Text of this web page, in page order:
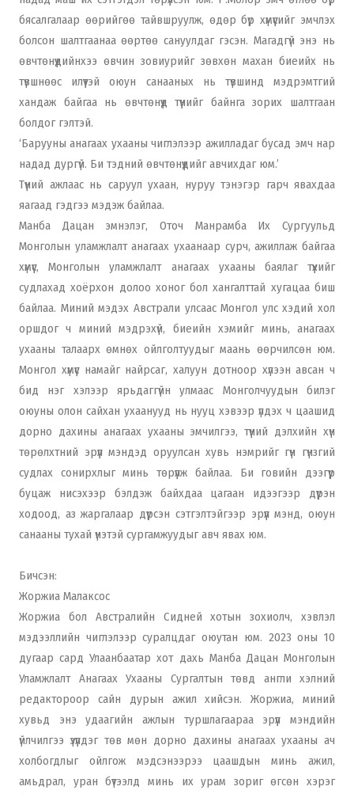
бясалгалаар өөрийгөө тайвшруулж, өдөр бүр хүмүүсийг эмчлэх
болсон шалтгаанаа өөртөө сануулдаг гэсэн. Магадгүй энэ нь
өвчтөнүүдийнхээ өвчин зовиурийг зөвхөн махан биеийх нь
түвшнөөс илүүтэй оюун санааных нь түвшинд мэдрэмтгий
хандаж байгаа нь өвчтөнүүд түүнийг байнга зорих шалтгаан
болдог гэлтэй.
‘Барууны анагаах ухааны чиглэлээр ажилладаг бусад эмч нар
надад дургүй. Би тэдний өвчтөнүүдийг авчихдаг юм.’
Түүний ажлаас нь саруул ухаан, нуруу тэнэгэр гарч явахдаа
яагаад гэдгээ мэдэж байлаа.
Манба Дацан эмнэлэг, Оточ Манрамба Их Сургуульд
Монголын уламжлалт анагаах ухаанаар сурч, ажиллаж байгаа
хүмүүс, Монголын уламжлалт анагаах ухааны баялаг түүхийг
судлахад хоёрхон долоо хоног бол хангалттай хугацаа биш
байлаа. Миний мэдэх Австрали улсаас Монгол улс хэдий хол
оршдог ч миний мэдрэхүй, биеийн хэмийг минь, анагаах
ухааны талаарх өмнөх ойлголтуудыг маань өөрчилсөн юм.
Монгол хүмүүс намайг найрсаг, халуун дотноор хүлээн авсан ч
бид нэг хэлээр ярьдаггүйн улмаас Монголчуудын билэг
оюуны олон сайхан ухаанууд нь нууц хэвээр үлдэх ч цаашид
дорно дахины анагаах ухааны эмчилгээ, түүний дэлхийн хүн
төрөлхтний эрүүл мэндэд оруулсан хувь нэмрийг гүн гүнзгий
судлах сонирхлыг минь төрүүлж байлаа. Би говийн дээгүүр
буцаж нисэхээр бэлдэж байхдаа цагаан идээгээр дүүрэн
ходоод, аз жаргалаар дүүрсэн сэтгэлтэйгээр эрүүл мэнд, оюун
санааны тухай үнэтэй сургамжуудыг авч явах юм.
Бичсэн:
Жоржиа Малаксос
Жоржиа бол Австралийн Сидней хотын зохиолч, хэвлэл
мэдээллийн чиглэлээр суралцдаг оюутан юм. 2023 оны 10
дугаар сард Улаанбаатар хот дахь Манба Дацан Монголын
Уламжлалт Анагаах Ухааны Сургалтын төвд англи хэлний
редактороор сайн дурын ажил хийсэн. Жоржиа, миний
хувьд энэ удаагийн ажлын туршлагаараа эрүүл мэндийн
үйлчилгээ үзүүлдэг төв мөн дорно дахины анагаах ухааны ач
холбогдлыг ойлгож мэдсэнээрээ цаашдын минь ажил,
амьдрал, уран бүтээлд минь их урам зориг өгсөн хэрэг